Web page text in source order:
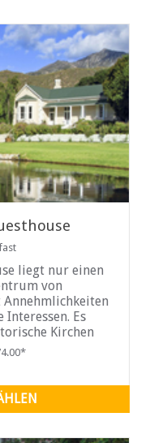
liegt nur einen
von
Interessen. Es
Kirchen